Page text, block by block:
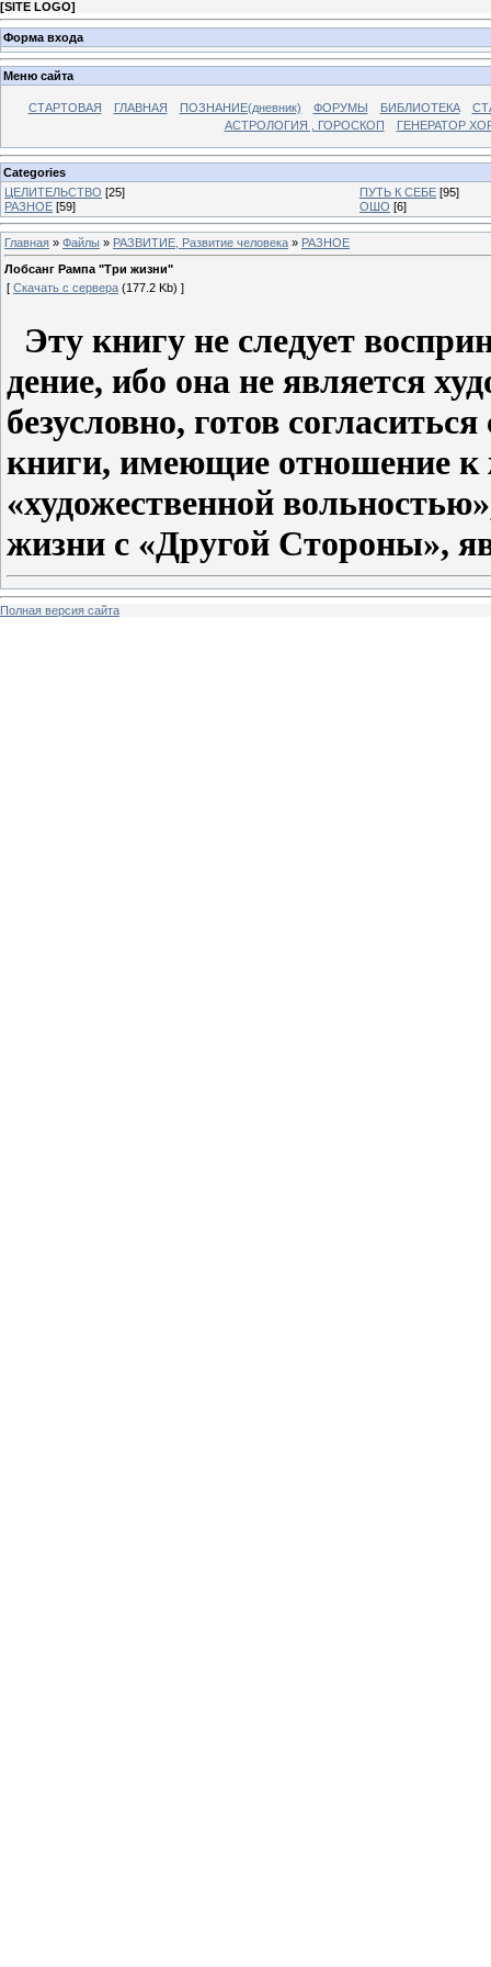
[SITE LOGO]
Форма входа
Меню сайта
СТАРТОВАЯ ГЛАВНАЯ ПОЗНАНИЕ(дневник) ФОРУМЫ БИБЛИОТЕКА
АСТРОЛОГИЯ , ГОРОСКОП
ГЕНЕРАТОР
Categories
ЦЕЛИТЕЛЬСТВО [25] ПУТЬ К СЕБЕ [95]
РАЗНОЕ [59] ОШО [6]
Главная » Файлы » РАЗВИТИЕ, Развитие человека » РАЗНОЕ
Лобсанг Рампа "Три жизни"
[ Скачать с сервера (177.2 Kb) ]
Эту книгу не следует
дение, ибо она не является
безусловно, готов
книги, имеющие отношение к
«художественной
жизни с «Другой Стороны»,
Полная версия сайта